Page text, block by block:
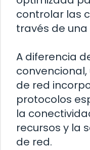
controlar las
través de
A diferencia
de red
protocolos
la
recursos y la
de red.